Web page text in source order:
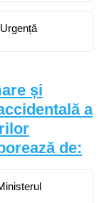
și
a
de: